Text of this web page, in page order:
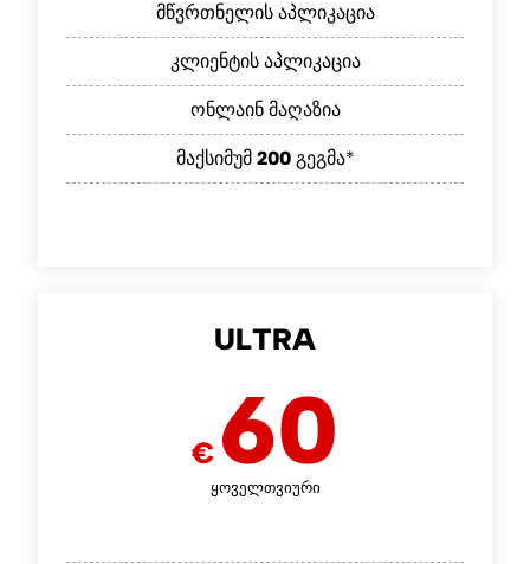
მწვრთნელის აპლიკაცია
კლიენტის აპლიკაცია
ონლაინ მაღაზია
მაქსიმუმ 200გეგმა*
ULTRA
€ 60
ყოველთვიური